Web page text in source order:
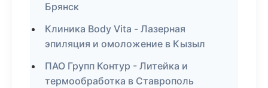
Брянск
Клиника Body Vita - Лазерная
эпиляция и омоложение в Кызыл
ПАО Групп Контур - Литейка и
термообработка в Ставрополь